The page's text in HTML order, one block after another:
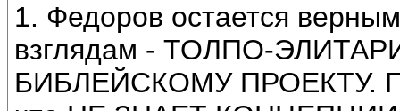
1. Федоров остается
взглядам - ТОЛПО-
БИБЛЕЙСКОМУ ПРОЕКТУ.